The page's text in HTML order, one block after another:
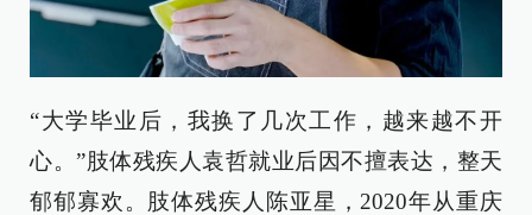
“大学毕业后，我换了几次工作，越来越不开
心。”肢体残疾人袁哲就业后因不擅表达，整天
郁郁寡欢。肢体残疾人陈亚星，2020年从重庆